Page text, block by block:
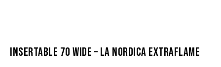
INSERTABLE 70 WIDE – LA NORDICA EXTRAFLAME